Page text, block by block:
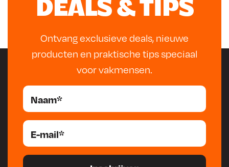
DEALS & TIPS
Ontvang exclusieve deals, nieuwe
producten en praktische tips speciaal
voor vakmensen.